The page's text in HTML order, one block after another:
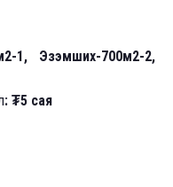
1, Эзэмших-700м2-2,
: ₮5 сая